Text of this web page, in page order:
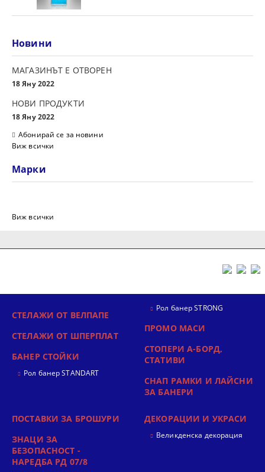
Новини
МАГАЗИНЪТ Е ОТВОРЕН
18 Яну 2022
НОВИ ПРОДУКТИ
18 Яну 2022
Абонирай се за новини
Виж всички
Марки
Виж всички
СТЕЛАЖИ ОТ ВЕЛПАПЕ
СТЕЛАЖИ ОТ ШПЕРПЛАТ
БАНЕР СТОЙКИ
Рол банер STANDART
Рол банер STRONG
ПРОМО МАСИ
СТОПЕРИ А-БОРД,
СТАТИВИ
СНАП РАМКИ И ЛАЙСНИ
ЗА БАНЕРИ
ПОСТАВКИ ЗА БРОШУРИ
ЗНАЦИ ЗА
БЕЗОПАСНОСТ -
НАРЕДБА РД 07/8
ДЕКОРАЦИИ И УКРАСИ
Великденска декорация